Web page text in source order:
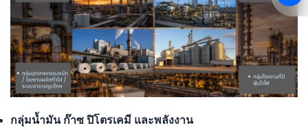
กลุ่มน้ำมัน ก๊าซ ปิโตรเคมี และพลังงาน